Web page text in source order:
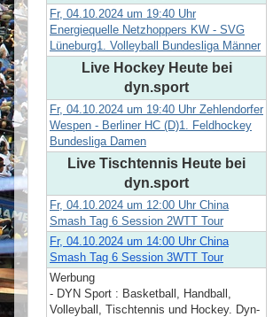
Fr, 04.10.2024 um 19:40 Uhr
Energiequelle Netzhoppers KW - SVG
Lüneburg1. Volleyball Bundesliga Männer
Live Hockey Heute bei
dyn.sport
Fr, 04.10.2024 um 19:40 Uhr Zehlendorfer
Wespen - Berliner HC (D)1. Feldhockey
Bundesliga Damen
Live Tischtennis Heute bei
dyn.sport
Fr, 04.10.2024 um 12:00 Uhr China
Smash Tag 6 Session 2WTT Tour
Fr, 04.10.2024 um 14:00 Uhr China
Smash Tag 6 Session 3WTT Tour
Werbung
- DYN Sport : Basketball, Handball,
Volleyball, Tischtennis und Hockey. Dyn-